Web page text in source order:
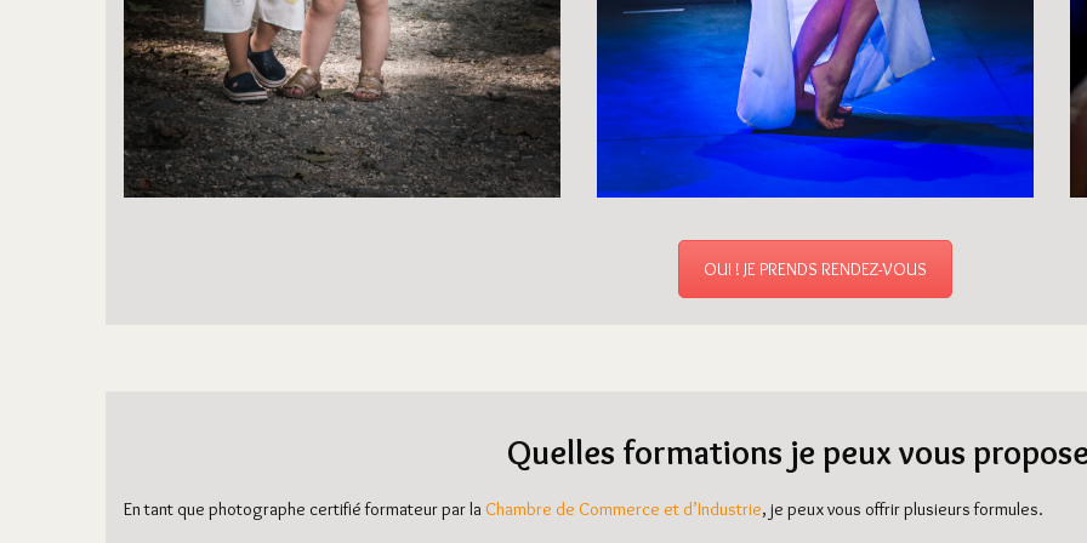
OUI ! JE PRENDS RENDEZ-VOUS
Quelles formations je peux vous
En tant que photographe certifié formateur par la Chambre de Commerce et d’Industrie, je peux vous offrir plusieurs formules.